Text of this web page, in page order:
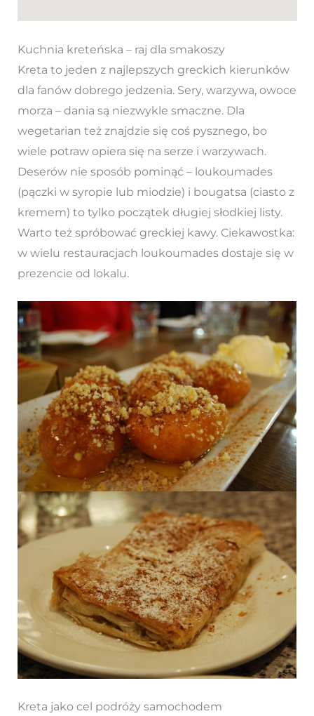
Kuchnia kreteńska – raj dla smakoszy
Kreta to jeden z najlepszych greckich kierunków
dla fanów dobrego jedzenia. Sery, warzywa, owoce
morza – dania są niezwykle smaczne. Dla
wegetarian też znajdzie się coś pysznego, bo
wiele potraw opiera się na serze i warzywach.
Deserów nie sposób pominąć – loukoumades
(pączki w syropie lub miodzie) i bougatsa (ciasto z
kremem) to tylko początek długiej słodkiej listy.
Warto też spróbować greckiej kawy. Ciekawostka:
w wielu restauracjach loukoumades dostaje się w
prezencie od lokalu.
Kreta jako cel podróży samochodem